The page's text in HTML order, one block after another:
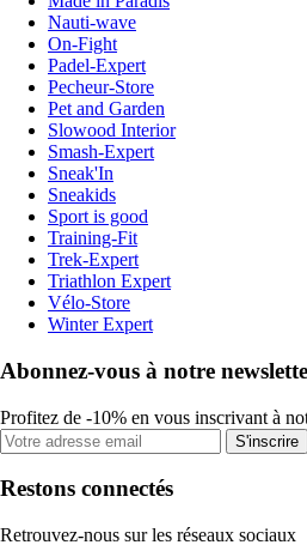
Nauti-wave
On-Fight
Padel-Expert
Pecheur-Store
Pet and Garden
Slowood Interior
Smash-Expert
Sneak'In
Sneakids
Sport is good
Training-Fit
Trek-Expert
Triathlon Expert
Vélo-Store
Winter Expert
Abonnez-vous à notre
Profitez de -10% en vous inscrivant à
S'inscrire
Restons connectés
Retrouvez-nous sur les réseaux sociaux